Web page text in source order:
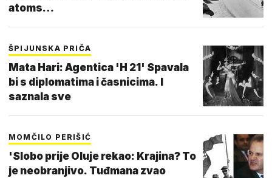
atoms…
ŠPIJUNSKA PRIČA
Mata Hari: Agentica 'H 21' Spavala
bi s diplomatima i časnicima. I
saznala sve
MOMČILO PERIŠIĆ
'Slobo prije Oluje rekao: Krajina? To
je neobranjivo. Tuđmana zvao